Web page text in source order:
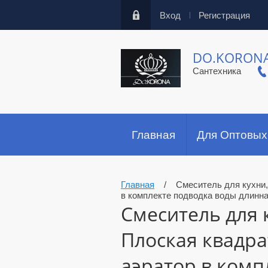
Вход Регистрация
Сантехника
Главная Для
Главная / Смеситель для
в комплекте подводка воды
Смеситель
Плоская